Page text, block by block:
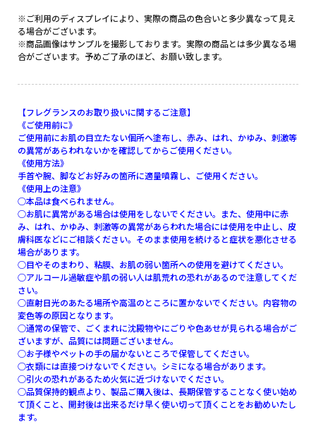
※ご利用のディスプレイにより、実際の商品の色合いと多少異なって見え
る場合がございます。
※商品画像はサンプルを撮影しております。実際の商品とは多少異なる場
合がございます。予めご了承のほど、お願い致します。
【フレグランスのお取り扱いに関するご注意】
《ご使用前に》
ご使用前にお肌の目立たない個所へ塗布し、赤み、はれ、かゆみ、刺激等
の異常があらわれないかを確認してからご使用ください。
《使用方法》
手首や腕、脚などお好みの箇所に適量噴霧し、ご使用ください。
《使用上の注意》
○本品は食べられません。
○お肌に異常がある場合は使用をしないでください。また、使用中に赤
み、はれ、かゆみ、刺激等の異常があらわれた場合には使用を中止し、皮
膚科医などにご相談ください。そのまま使用を続けると症状を悪化させる
場合があります。
○目やそのまわり、粘膜、お肌の弱い箇所への使用を避けてください。
○アルコール過敏症や肌の弱い人は肌荒れの恐れがあるので注意してくだ
さい。
○直射日光のあたる場所や高温のところに置かないでください。内容物の
変色等の原因となります。
○通常の保管で、ごくまれに沈殿物やにごりや色あせが見られる場合がご
ざいますが、品質には問題ございません。
○お子様やペットの手の届かないところで保管してください。
○衣類には直接つけないでください。シミになる場合があります。
○引火の恐れがあるため火気に近づけないでください。
○品質保持的観点より、製品ご購入後は、長期保管することなく使い始め
て頂くこと、開封後は出来るだけ早く使い切って頂くことをお勧めいたし
ます。